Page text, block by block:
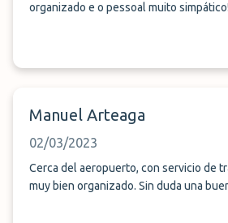
organizado e o pessoal muito
Manuel Arteaga
02/03/2023
Cerca del aeropuerto, con servicio de
muy bien organizado. Sin duda una